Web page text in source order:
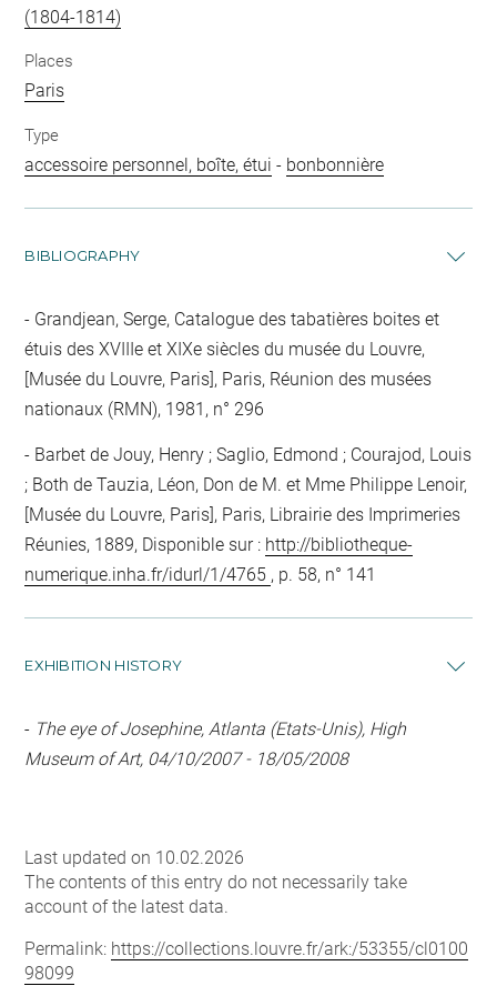
(1804-1814)
Places
Paris
Type
accessoire personnel, boîte, étui - bonbonnière
BIBLIOGRAPHY
Grandjean, Serge, Catalogue des tabatières boites et
étuis des XVIIIe et XIXe siècles du musée du Louvre,
[Musée du Louvre, Paris], Paris, Réunion des musées
nationaux (RMN), 1981, n° 296
Barbet de Jouy, Henry ; Saglio, Edmond ; Courajod, Louis
; Both de Tauzia, Léon, Don de M. et Mme Philippe Lenoir,
[Musée du Louvre, Paris], Paris, Librairie des Imprimeries
Réunies, 1889, Disponible sur : http://bibliotheque-
numerique.inha.fr/idurl/1/4765 , p. 58, n° 141
EXHIBITION HISTORY
- The eye of Josephine, Atlanta (Etats-Unis), High
Museum of Art, 04/10/2007 - 18/05/2008
Last updated on 10.02.2026
The contents of this entry do not necessarily take
account of the latest data.
Permalink: https://collections.louvre.fr/ark:/53355/cl0100
98099